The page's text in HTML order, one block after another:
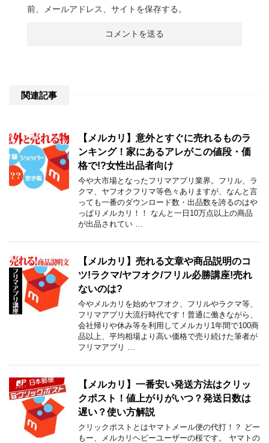
前、メールアドレス、サイトを保存する。
関連記事
【メルカリ】意外とすぐに売れるものラ
ンキング！家にあるアレがこの値段・価
格で!?女性出品者向け
今や大市場となったフリマアプリ業界。フリル、ラ
クマ、ヤフオクフリマ等色々ありますが、なんと言
っても一番のダウンロード数・出品数を誇るのはや
っぱりメルカリ！！ なんと一日10万点以上の商品
が出品されてい …
【メルカリ】売れる文章や商品説明のコ
ツ!ラクマ/ヤフオク/フリル必勝講座!売れ
ないのは?
今やメルカリを始めヤフオク、フリルやラクマ等、
フリマアプリ大流行時代です！普通に働きながら、
会社帰りや休み等を利用してメルカリ1年間で100商
品以上、平均相場より高い価格で売り続けた筆者が
フリマアプリ …
【メルカリ】一番安い発送方法はクリッ
クポスト！値上がりがいつ？発送日数は
遅い？使い方解説
クリックポストとはヤマトメール便の代打！？ どー
もー、メルカリヘビーユーザーの桜です。 ヤマトの